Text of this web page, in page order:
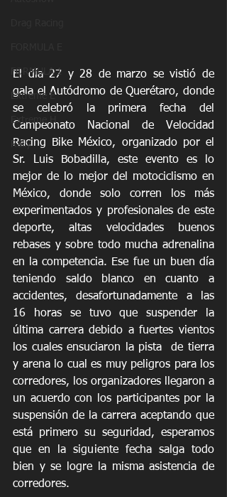
FORMULA 1
Extreme E
Extreme H
Rally
El día 27 y 28 de marzo se vistió de
gala el Autódromo de Querétaro, donde
se celebró la primera fecha del
Campeonato Nacional de Velocidad
Racing Bike México, organizado por el
Sr. Luis Bobadilla, este evento es lo
mejor de lo mejor del motociclismo en
México, donde solo corren los más
experimentados y profesionales de este
deporte, altas velocidades buenos
rebases y sobre todo mucha adrenalina
en la competencia. Ese fue un buen día
teniendo saldo blanco en cuanto a
accidentes, desafortunadamente a las
16 horas se tuvo que suspender la
última carrera debido a fuertes vientos
los cuales ensuciaron la pista  de tierra
y arena lo cual es muy peligros para los
corredores, los organizadores llegaron a
un acuerdo con los participantes por la
suspensión de la carrera aceptando que
está primero su seguridad, esperamos
que en la siguiente fecha salga todo
bien y se logre la misma asistencia de
corredores.